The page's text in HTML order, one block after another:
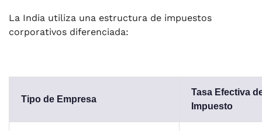
La India utiliza una estructura de impuestos
corporativos diferenciada:
Tipo de Empresa
Tasa Efectiva
Impuesto